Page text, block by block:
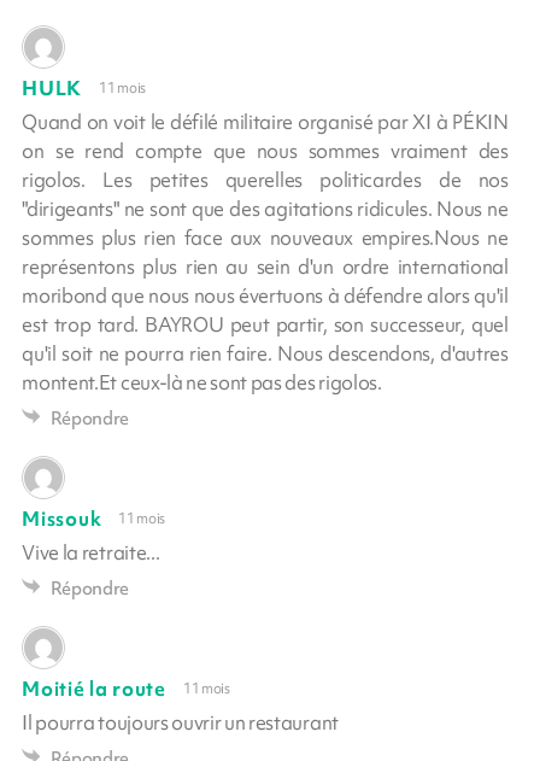
HULK 11 mois
Quand on voit le défilé militaire organisé par XI à PÉKIN
on se rend compte que nous sommes vraiment des
rigolos. Les petites querelles politicardes de nos
"dirigeants" ne sont que des agitations ridicules. Nous ne
sommes plus rien face aux nouveaux empires.Nous ne
représentons plus rien au sein d'un ordre international
moribond que nous nous évertuons à défendre alors qu'il
est trop tard. BAYROU peut partir, son successeur, quel
qu'il soit ne pourra rien faire. Nous descendons, d'autres
montent.Et ceux-là ne sont pas des rigolos.
Répondre
Missouk 11 mois
Vive la retraite...
Répondre
Moitié la route 11 mois
Il pourra toujours ouvrir un restaurant